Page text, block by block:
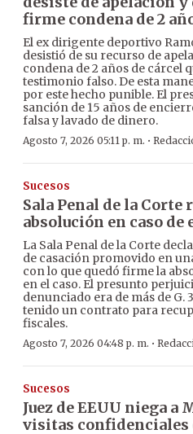
firme condena de 2
El ex dirigente deportivo
desistió de su recurso de
condena de 2 años de cárcel
testimonio falso. De esta
por este hecho punible. El
sanción de 15 años de
falsa y lavado de dinero.
Agosto 7, 2026 05:11 p. m. ·
Sucesos
Sala Penal de la Corte
absolución en caso de
La Sala Penal de la Corte
de casación promovido en
con lo que quedó firme la
en el caso. El presunto
denunciado era de más de G.
tenido un contrato para
fiscales.
Agosto 7, 2026 04:48 p. m. ·
Sucesos
Juez de EEUU niega a
visitas confidenciales